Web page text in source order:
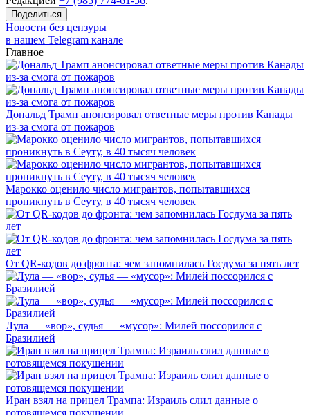
Поделиться
Новости без цензуры
в нашем Telegram канале
Главное
Дональд Трамп анонсировал ответные меры против Канады
из-за смога от пожаров
Марокко оценило число мигрантов, попытавшихся
проникнуть в Сеуту, в 40 тысяч человек
От QR-кодов до фронта: чем запомнилась Госдума за пять лет
Лула — «вор», судья — «мусор»: Милей поссорился с
Бразилией
Иран взял на прицел Трампа: Израиль слил данные о
готовящемся покушении